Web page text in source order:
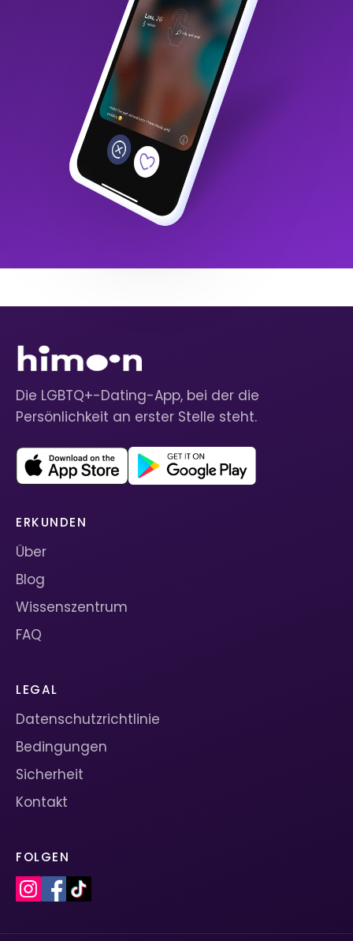
Die LGBTQ+-Dating-App, bei der die
Persönlichkeit an erster Stelle steht.
ERKUNDEN
Über
Blog
Wissenszentrum
FAQ
LEGAL
Datenschutzrichtlinie
Bedingungen
Sicherheit
Kontakt
FOLGEN